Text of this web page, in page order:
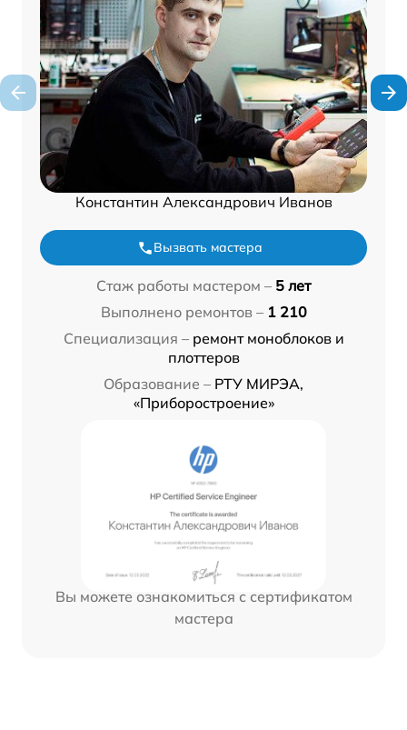
Константин Александрович Иванов
Вызвать мастера
Стаж работы мастером – 5 лет
Выполнено ремонтов – 1 210
Специализация – ремонт моноблоков и
плоттеров
Образование – РТУ МИРЭА,
«Приборостроение»
Вы можете ознакомиться с сертификатом
мастера